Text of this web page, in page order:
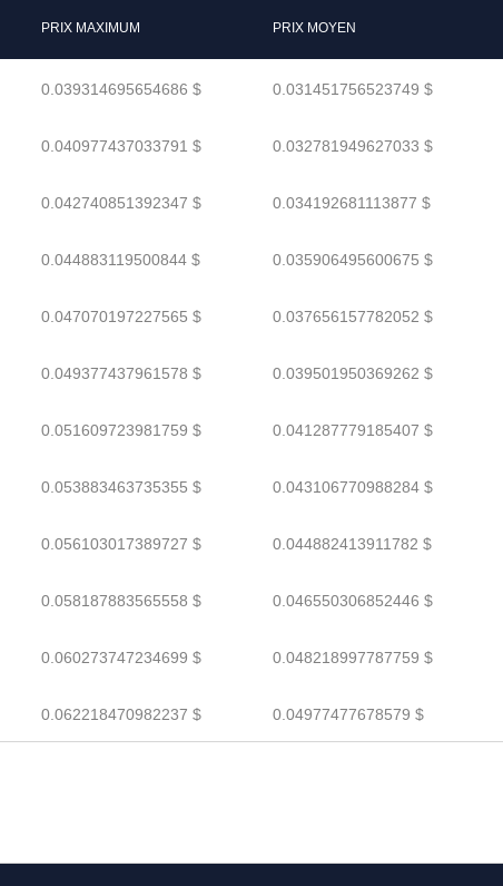
PRIX MAXIMUM PRIX MOYEN
0.039314695654686 $ 0.031451756523749 $
0.040977437033791 $ 0.032781949627033 $
0.042740851392347 $ 0.034192681113877 $
0.044883119500844 $ 0.035906495600675 $
0.047070197227565 $ 0.037656157782052 $
0.049377437961578 $ 0.039501950369262 $
0.051609723981759 $ 0.041287779185407 $
0.053883463735355 $ 0.043106770988284 $
0.056103017389727 $ 0.044882413911782 $
0.058187883565558 $ 0.046550306852446 $
0.060273747234699 $ 0.048218997787759 $
0.062218470982237 $ 0.04977477678579 $